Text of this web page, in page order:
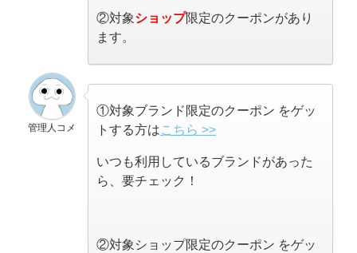
②対象ショップ限定のクーポンがあり
ます。
管理人コメ
①対象ブランド限定のクーポン をゲッ
トする方はこちら >>
いつも利用しているブランドがあった
ら、要チェック！
②対象ショップ限定のクーポン をゲッ